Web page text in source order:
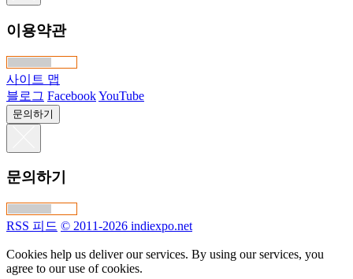
이용약관
사이트 맵
블로그 FacebookYouTube
문의하기
문의하기
RSS 피드 © 2011-2026 indiexpo.net
Cookies help us deliver our services. By using our services, you
agree to our use of cookies.